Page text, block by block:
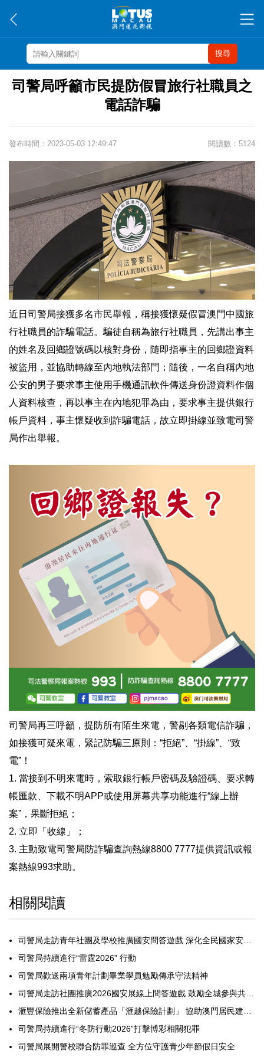
搜尋
司警局呼籲市民提防假冒旅行社職員之
電話詐騙
發布時間：2023-05-03 12:49:47 閱讀數：5124
近日司警局接獲多名市民舉報，稱接獲懷疑假冒澳門中國旅
行社職員的詐騙電話。騙徒自稱為旅行社職員，先講出事主
的姓名及回鄉證號碼以核對身份，隨即指事主的回鄉證資料
被盜用，並協助轉線至內地執法部門；隨後，一名自稱內地
公安的男子要求事主使用手機通訊軟件傳送身份證資料作個
人資料核查，再以事主在內地犯罪為由，要求事主提供銀行
帳戶資料，事主懷疑收到詐騙電話，故立即掛線並致電司警
局作出舉報。
司警局再三呼籲，提防所有陌生來電，警剔各類電信詐騙，
如接獲可疑來電，緊記防騙三原則：“拒絕”、“掛線”、“致
電”！
1. 當接到不明來電時，索取銀行帳戶密碼及驗證碼、要求轉
帳匯款、下載不明APP或使用屏幕共享功能進行“線上辦
案”，果斷拒絕；
2. 立即「收線」；
3. 主動致電司警局防詐騙查詢熱線8800 7777提供資訊或報
案熱線993求助。
相關閱讀
司警局持續進行“雷霆2026” 行動
司警局歡送兩項青年計劃畢業學員勉勵傳承守法精神
司警局持續進行“冬防行動2026”打擊博彩相關犯罪
司警局展開警校聯合防罪巡查 全方位守護青少年節假日安全